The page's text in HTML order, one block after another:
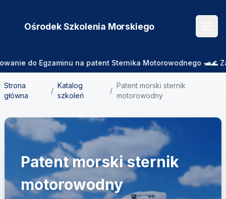
Ośrodek Szkolenia Morskiego
do Egzaminu na patent Sternika Motorowodnego 🛥️🌊
Strona
główna
/
Katalog
szkoleń
/
Patent morski sternik
motorowodny
Patent morski sternik
motorowodny